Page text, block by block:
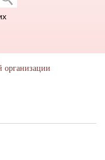
организации